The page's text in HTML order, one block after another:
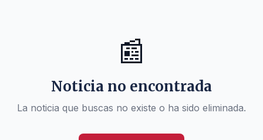
📰
Noticia no encontrada
La noticia que buscas no existe o ha sido eliminada.